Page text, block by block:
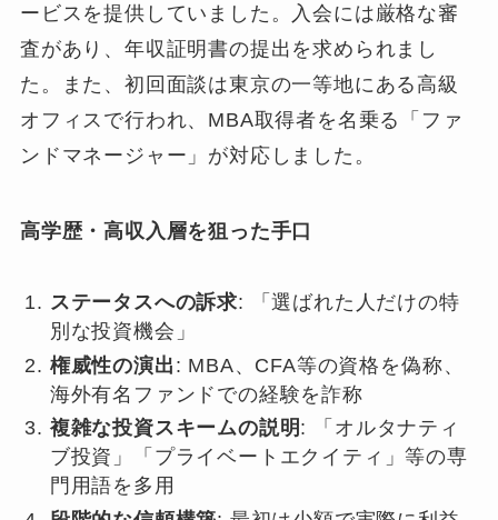
ービスを提供していました。入会には厳格な審
査があり、年収証明書の提出を求められまし
た。また、初回面談は東京の一等地にある高級
オフィスで行われ、MBA取得者を名乗る「ファ
ンドマネージャー」が対応しました。
高学歴・高収入層を狙った手口
ステータスへの訴求: 「選ばれた人だけの特
別な投資機会」
権威性の演出 : MBA、CFA等の資格を偽称、
海外有名ファンドでの経験を詐称
複雑な投資スキームの説明 : 「オルタナティ
ブ投資」「プライベートエクイティ」等の専
門用語を多用